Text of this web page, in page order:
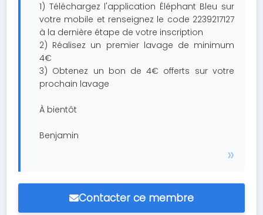
1) Téléchargez l'application Éléphant Bleu sur
votre mobile et renseignez le code 2239217127
à la dernière étape de votre inscription
2) Réalisez un premier lavage de minimum
4€
3) Obtenez un bon de 4€ offerts sur votre
prochain lavage
À bientôt
Benjamin
Contacter ce membre